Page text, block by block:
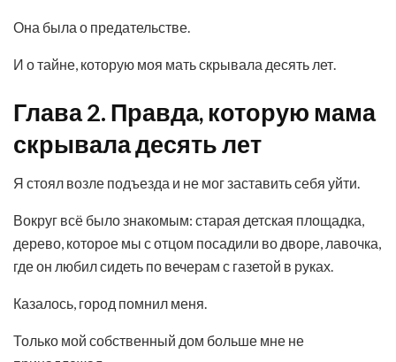
Она была о предательстве.
И о тайне, которую моя мать скрывала десять лет.
Глава 2. Правда, которую мама
скрывала десять лет
Я стоял возле подъезда и не мог заставить себя уйти.
Вокруг всё было знакомым: старая детская площадка,
дерево, которое мы с отцом посадили во дворе, лавочка,
где он любил сидеть по вечерам с газетой в руках.
Казалось, город помнил меня.
Только мой собственный дом больше мне не